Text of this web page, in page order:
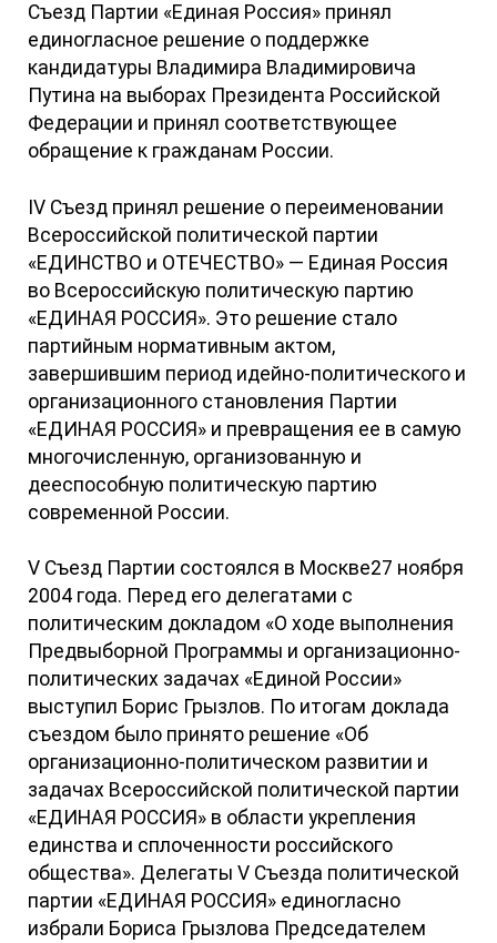
Съезд Партии «Единая Россия» принял
единогласное решение о поддержке
кандидатуры Владимира Владимировича
Путина на выборах Президента Российской
Федерации и принял соответствующее
обращение к гражданам России.
IV Съезд принял решение о переименовании
Всероссийской политической партии
«ЕДИНСТВО и ОТЕЧЕСТВО» — Единая Россия
во Всероссийскую политическую партию
«ЕДИНАЯ РОССИЯ». Это решение стало
партийным нормативным актом,
завершившим период идейно-политического и
организационного становления Партии
«ЕДИНАЯ РОССИЯ» и превращения ее в самую
многочисленную, организованную и
дееспособную политическую партию
современной России.
V Съезд Партии состоялся в Москве27 ноября
2004 года. Перед его делегатами с
политическим докладом «О ходе выполнения
Предвыборной Программы и организационно-
политических задачах «Единой России»
выступил Борис Грызлов. По итогам доклада
съездом было принято решение «Об
организационно-политическом развитии и
задачах Всероссийской политической партии
«ЕДИНАЯ РОССИЯ» в области укрепления
единства и сплоченности российского
общества». Делегаты V Съезда политической
партии «ЕДИНАЯ РОССИЯ» единогласно
избрали Бориса Грызлова Председателем